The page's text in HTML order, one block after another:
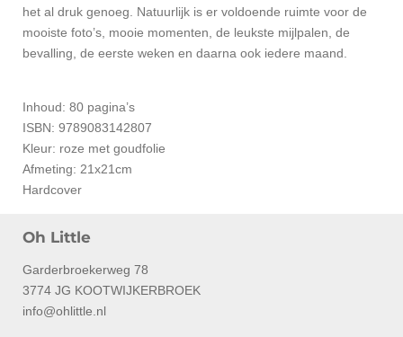
het al druk genoeg. Natuurlijk is er voldoende ruimte voor de
mooiste foto’s, mooie momenten, de leukste mijlpalen, de
bevalling, de eerste weken en daarna ook iedere maand.
Inhoud: 80 pagina’s
ISBN: 9789083142807
Kleur: roze met goudfolie
Afmeting: 21x21cm
Hardcover
Oh Little
Garderbroekerweg 78
3774 JG KOOTWIJKERBROEK
info@ohlittle.nl